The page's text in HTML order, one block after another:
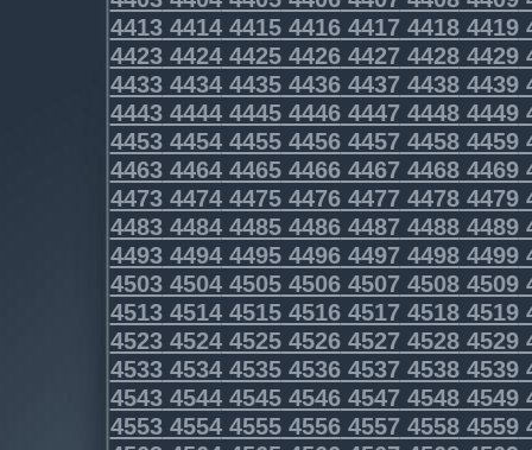
4413441444154416441744184419
4423442444254426442744284429
4433443444354436443744384439
4443444444454446444744484449
4453445444554456445744584459
4463446444654466446744684469
4473447444754476447744784479
4483448444854486448744884489
4493449444954496449744984499
4503450445054506450745084509
4513451445154516451745184519
4523452445254526452745284529
4533453445354536453745384539
4543454445454546454745484549
4553455445554556455745584559